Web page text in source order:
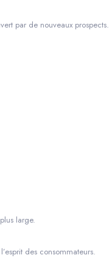
par de nouveaux prospects.
large.
des consommateurs.